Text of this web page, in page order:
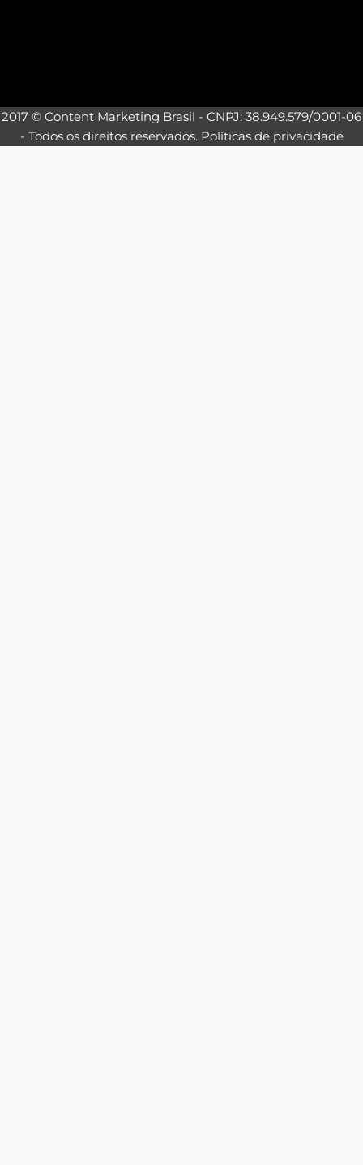
2017 © Content Marketing Brasil - CNPJ: 38.949.579/0001-06
- Todos os direitos reservados. Políticas de privacidade